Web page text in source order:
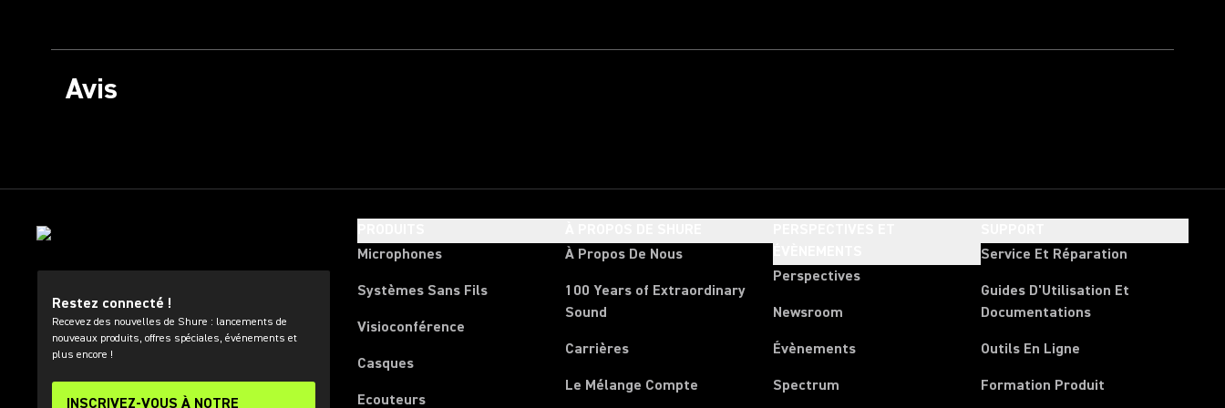
Avis
Restez connecté !
Recevez des nouvelles de Shure : lancements de
nouveaux produits, offres spéciales, événements et
plus encore !
INSCRIVEZ-VOUS À NOTRE
Microphones
Systèmes Sans Fils
Visioconférence
Casques
Ecouteurs
À Propos De Nous
100 Years of Extraordinary
Sound
Carrières
Le Mélange Compte
Perspectives
Newsroom
Évènements
Spectrum
Service Et Réparation
Guides D'Utilisation Et
Documentations
Outils En Ligne
Formation Produit